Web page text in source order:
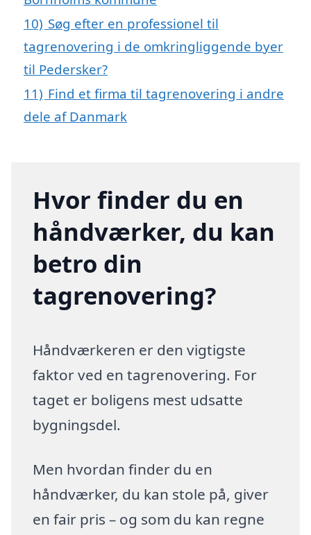
10) Søg efter en professionel til
tagrenovering i de omkringliggende byer
til Pedersker?
11) Find et firma til tagrenovering i andre
dele af Danmark
Hvor finder du en
håndværker, du kan
betro din
tagrenovering?
Håndværkeren er den vigtigste
faktor ved en tagrenovering. For
taget er boligens mest udsatte
bygningsdel.
Men hvordan finder du en
håndværker, du kan stole på, giver
en fair pris – og som du kan regne